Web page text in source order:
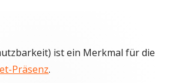
ist ein Merkmal für die
Präsenz.